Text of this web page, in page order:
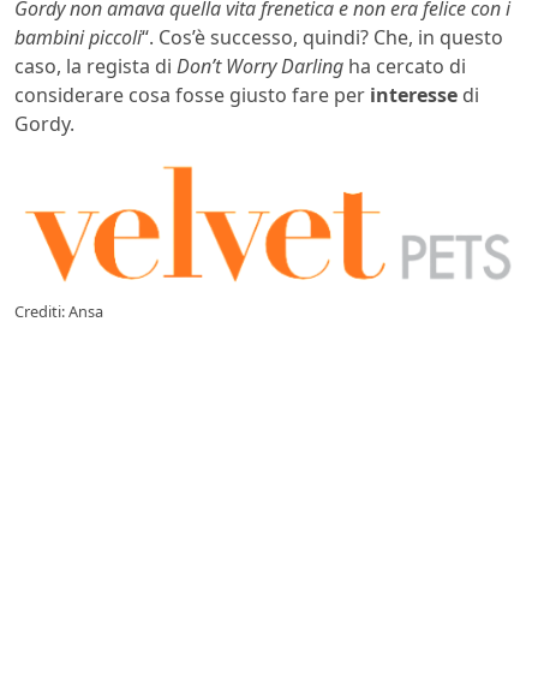
Gordy non amava quella vita frenetica e non era felice con i
bambini piccoli“. Cos’è successo, quindi? Che, in questo
caso, la regista di Don’t Worry Darling ha cercato di
considerare cosa fosse giusto fare per interesse di
Gordy.
Crediti: Ansa